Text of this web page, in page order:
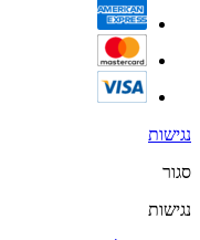
נגישות
סגור
נגישות